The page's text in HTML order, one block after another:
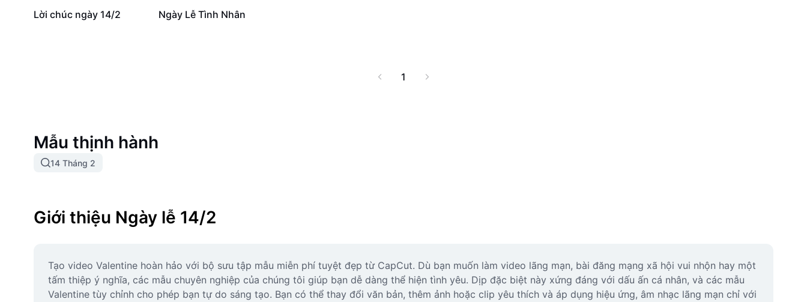
235
Lời chúc ngày 14/2 215
Ngày Lễ Tình Nhân
1
Mẫu thịnh hành
14 Tháng 2
Giới thiệu Ngày lễ 14/2
Tạo video Valentine hoàn hảo với bộ sưu tập mẫu miễn phí tuyệt đẹp từ CapCut. Dù bạn muốn làm video lãng mạn, bài đăng mạng xã hội vui nhộn hay một
tấm thiệp ý nghĩa, các mẫu chuyên nghiệp của chúng tôi giúp bạn dễ dàng thể hiện tình yêu. Dịp đặc biệt này xứng đáng với dấu ấn cá nhân, và các mẫu
Valentine tùy chỉnh cho phép bạn tự do sáng tạo. Bạn có thể thay đổi văn bản, thêm ảnh hoặc clip yêu thích và áp dụng hiệu ứng, âm nhạc lãng mạn chỉ với